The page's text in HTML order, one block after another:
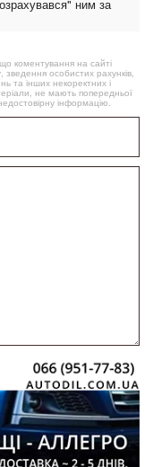
ним за
коментування на сайті
зведення особистих рахунків,
та інших некоректних і
не мають попередньої
інформацію.